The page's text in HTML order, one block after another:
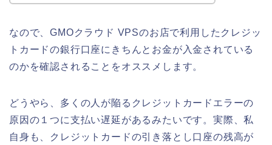
なので、GMOクラウド VPSのお店で利用したクレジッ
トカードの銀行口座にきちんとお金が入金されている
のかを確認されることをオススメします。
どうやら、多くの人が陥るクレジットカードエラーの
原因の１つに支払い遅延があるみたいです。実際、私
自身も、クレジットカードの引き落とし口座の残高が